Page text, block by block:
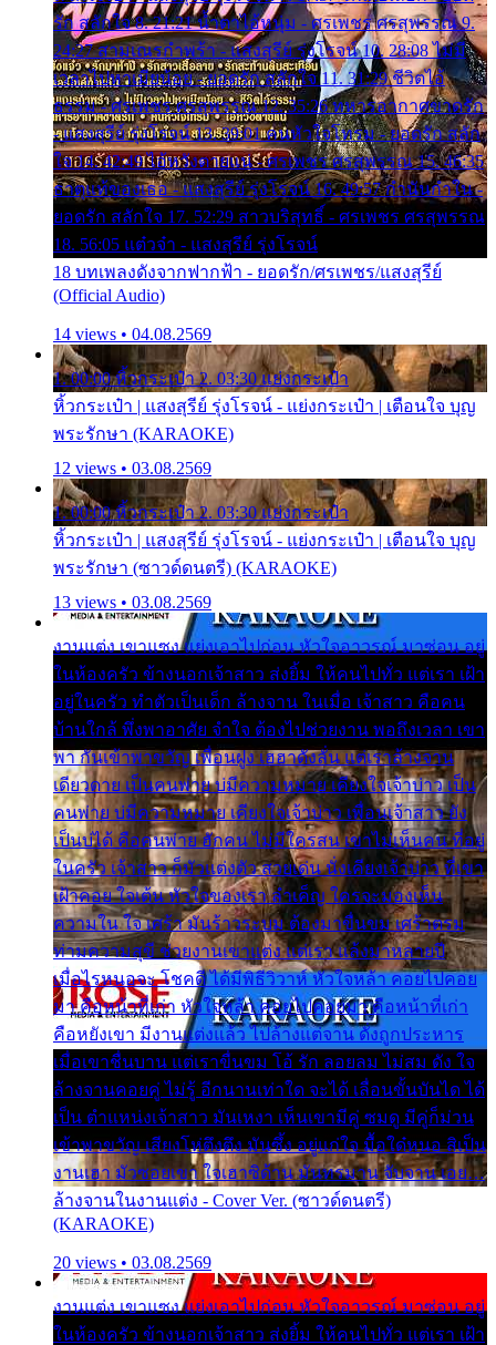
รัก สลักใจ 8. 21:21 น้ำตาไอ้หนุ่ม - ศรเพชร ศรสุพรรณ 9.
24:27 สามเณรกำพร้า - แสงสุรีย์ รุ่งโรจน์ 10. 28:08 ไม่มี
เวลาไปหาเมียน้อย - ยอดรัก สลักใจ 11. 31:29 ชีวิตไอ้
ธรรม - ศรเพชร ศรสุพรรณ 12. 35:26 ทหารอากาศขาดรัก
- แสงสุรีย์ รุ่งโรจน์ 13. 39:01 คนหัวใจโทรม - ยอดรัก สลัก
ใจ 14. 42:49 ไอ้หวังตายแน่ - ศรเพชร ศรสุพรรณ 15. 46:35
ธาตุแท้ของเธอ - แสงสุรีย์ รุ่งโรจน์ 16. 49:57 กำนันกำใน -
ยอดรัก สลักใจ 17. 52:29 สาวบริสุทธิ์ - ศรเพชร ศรสุพรรณ
18. 56:05 แต๋วจ๋า - แสงสุรีย์ รุ่งโรจน์
18 บทเพลงดังจากฟากฟ้า - ยอดรัก/ศรเพชร/แสงสุรีย์
(Official Audio)
14 views • 04.08.2569
1. 00:00 หิ้วกระเป๋า 2. 03:30 แย่งกระเป๋า
หิ้วกระเป๋า | แสงสุรีย์ รุ่งโรจน์ - แย่งกระเป๋า | เตือนใจ บุญ
พระรักษา (KARAOKE)
12 views • 03.08.2569
1. 00:00 หิ้วกระเป๋า 2. 03:30 แย่งกระเป๋า
หิ้วกระเป๋า | แสงสุรีย์ รุ่งโรจน์ - แย่งกระเป๋า | เตือนใจ บุญ
พระรักษา (ซาวด์ดนตรี) (KARAOKE)
13 views • 03.08.2569
งานแต่ง เขาแซง แย่งเอาไปก่อน หัวใจอาวรณ์ มาซ่อน อยู่
ในห้องครัว ข้างนอกเจ้าสาว ส่งยิ้ม ให้คนไปทั่ว แต่เรา เฝ้า
อยู่ในครัว ทำตัวเป็นเด็ก ล้างจาน ในเมื่อ เจ้าสาว คือคน
บ้านใกล้ พึ่งพาอาศัย จำใจ ต้องไปช่วยงาน พอถึงเวลา เขา
พา กันเข้าพาขวัญ เพื่อนฝูง เฮฮาดังลั่น แต่เราล้างจาน
เดียวดาย เป็นคนพ่าย บ่มีความหมาย เคียงใจเจ้าบ่าว เป็น
คนพ่าย บ่มีความหมาย เคียงใจเจ้าบ่าว เพื่อนเจ้าสาว ยัง
เป็นบ่ได้ คือคนพ่าย ฮักคน ไม่มีใครสน เขาไม่เห็นคน ที่อยู่
ในครัว เจ้าสาว ก็มัวแต่งตัว สวยเด่น นั่งเคียงเจ้าบ่าว ที่เขา
เฝ้าคอย ใจเต้น หัวใจของเรา ลำเค็ญ ใครจะมองเห็น
ความใน ใจ เศร้า มันร้าวระบม ต้องมาขื่นขม เศร้าตรม
ท่ามความสุขี ช่วยงานเขาแต่ง แต่เรา แล้งมาหลายปี
เมื่อไรหนอจะ โชคดี ได้มีพิธีวิวาห์ หัวใจหล้า คอยไปคอย
มา คือหน้าที่เก่า หัวใจหล้า คอยไปคอยมา คือหน้าที่เก่า
คือหยังเขา มีงานแต่งแล้ว ไปล้างแต่จาน ดั่งถูกประหาร
เมื่อเขาชื่นบาน แต่เราขื่นขม โอ้ รัก ลอยลม ไม่สม ดัง ใจ
ล้างจานคอยคู่ ไม่รู้ อีกนานเท่าใด จะได้ เลื่อนขั้นบันได ได้
เป็น ตำแหน่งเจ้าสาว มันเหงา เห็นเขามีคู่ ซมดู มีคู่ก็ม่วน
เข้าพาขวัญ เสียงโห่ตึงตึง มันซึ้ง อยู่แก่ใจ มื้อใด๋หนอ สิเป็น
งานเฮา มัวซอยเขา ใจเฮาซิด้าน มันทรมาน จับจาน เอย…
ล้างจานในงานแต่ง - Cover Ver. (ซาวด์ดนตรี)
(KARAOKE)
20 views • 03.08.2569
งานแต่ง เขาแซง แย่งเอาไปก่อน หัวใจอาวรณ์ มาซ่อน อยู่
ในห้องครัว ข้างนอกเจ้าสาว ส่งยิ้ม ให้คนไปทั่ว แต่เรา เฝ้า